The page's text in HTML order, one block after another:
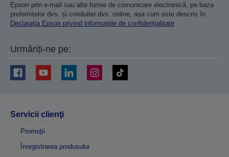
Epson prin e-mail sau alte forme de comunicare electronică, pe baza
preferințelor dvs. și conduitei dvs. online, așa cum este descris în
Declarația Epson privind informațiile de confidențialitate
Urmăriți-ne pe:
Servicii clienţi
Promoţii
Înregistrarea produsului